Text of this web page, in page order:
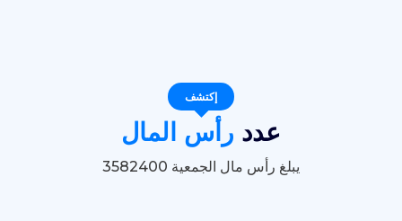
إكتشف
عددرأس المال
يبلغ رأس مال الجمعية 3582400